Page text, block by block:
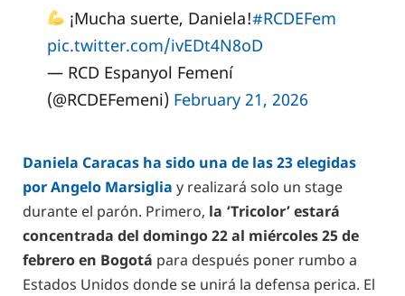
¡Mucha suerte, Daniela!#RCDEFem
pic.twitter.com/ivEDt4N8oD
— RCD Espanyol Femení
(@RCDEFemeni) February 21, 2026
Daniela Caracas ha sido una de las 23 elegidas
por Angelo Marsiglia y realizará solo un stage
durante el parón. Primero, la ‘Tricolor’ estará
concentrada del domingo 22 al miércoles 25 de
febrero en Bogotá para después poner rumbo a
Estados Unidos donde se unirá la defensa perica. El